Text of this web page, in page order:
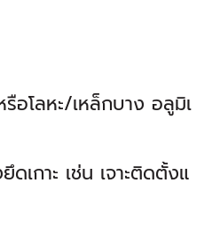
โลหะ/เหล็กบาง อลูมิเ
เกาะ เช่น เจาะติดตั้งแ